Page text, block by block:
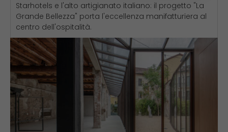
Starhotels e l'alto artigianato italiano: il progetto "La
Grande Bellezza" porta l'eccellenza manifatturiera al
centro dell'ospitalità.